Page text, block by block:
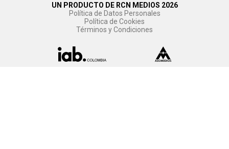
UN PRODUCTO DE RCN MEDIOS 2026
Política de Datos Personales
Política de Cookies
Términos y Condiciones